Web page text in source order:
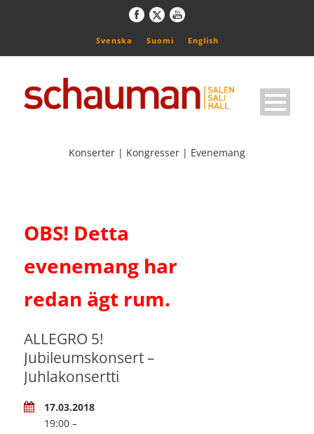
Svenska Suomi English
Konserter | Kongresser | Evenemang
OBS! Detta
evenemang har
redan ägt rum.
ALLEGRO 5!
Jubileumskonsert –
Juhlakonsertti
17.03.2018
19:00 –